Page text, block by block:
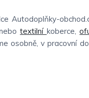
Autodoplňky-
textilní koberce,
osobně, v pracovní